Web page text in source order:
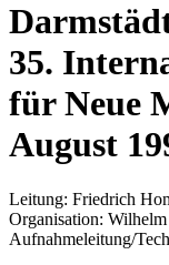
35.
für Neue
August
Leitung: Friedrich
Organisation:
Aufnahmeleitung/